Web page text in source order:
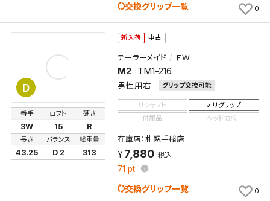
交換グリップ一覧 0
D
新入荷 中古
テーラーメイド ＦＷ
M2 TM1-216
男性用右 グリップ交換可能
番手
3W
ロフト
15
硬さ
R
長さ
43.25
バランス
D 2
総重量
313
リシャフト
リグリップ
付属品
ヘッドカバー
在庫店：札幌手稲店
7,880 税込
71 pt
交換グリップ一覧 0